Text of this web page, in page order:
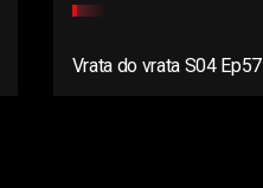
Vrata do vrata S04 Ep57